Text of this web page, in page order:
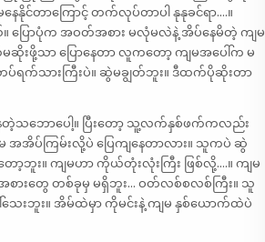
နိုင်တာကြောင့် တက်လုပ်တာပါ နုနုခင်ရာ….။
။ ပြောပုံက အဝတ်အစား မလုံမလဲနဲ့ အိပ်နေမိတဲ့ ကျမ
မဆိုးဖို့သာ ပြောနေတာ လူကတော့ ကျမအပေါ်က မ
ရက်သားကြီးပဲ။ ဆွဲမချွတ်ဘူး။ ဒီထက်ပိုဆိုးတာ
ဘောပေါ့။ ပြီးတော့ သူ့လက်နှစ်ဖက်ကလည်း
အိပ်ကြမ်းလို့ပဲ ပြေကျနေတာလား။ သူကပဲ ဆွဲ
ာ့ဘူး။ ကျမဟာ ကိုယ်တုံးလုံးကြီး ဖြစ်လို့….။ ကျမ
စားတွေ တစ်ခုမှ မရှိဘူး… ဝတ်လစ်စလစ်ကြီး။ သူ
ေးဘူး။ အိမ်ထဲမှာ ကိုမင်းနဲ့ ကျမ နှစ်ယောက်ထဲပဲ